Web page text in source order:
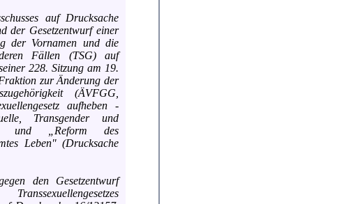
auf Drucksache
der Gesetzentwurf einer
der Vornamen und die
Fällen (TSG) auf
228. Sitzung am 19.
zur Änderung der
(ÄVFGG,
aufheben -
Transgender und
und „Reform des
Leben" (Drucksache
den Gesetzentwurf